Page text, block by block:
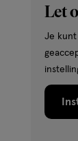
Stap 2.
Stap 3.
MICA •
Let
Je kunt